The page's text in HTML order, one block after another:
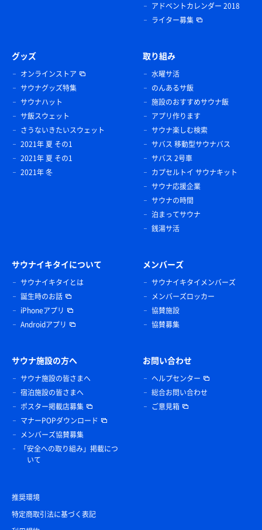
アドベントカレンダー 2018
ライター募集
グッズ
オンラインストア
サウナグッズ特集
サウナハット
サ飯スウェット
さうないきたいスウェット
2021年 夏 その1
2021年 夏 その1
2021年 冬
取り組み
水曜サ活
のんあるサ飯
施設のおすすめサウナ飯
アプリ作ります
サウナ楽しむ検索
サバス 移動型サウナバス
サバス 2号車
カプセルトイ サウナキット
サウナ応援企業
サウナの時間
泊まってサウナ
銭湯サ活
サウナイキタイについて
サウナイキタイとは
誕生時のお話
iPhoneアプリ
Androidアプリ
メンバーズ
サウナイキタイメンバーズ
メンバーズロッカー
協賛施設
協賛募集
サウナ施設の方へ
サウナ施設の皆さまへ
宿泊施設の皆さまへ
ポスター掲載店募集
マナーPOPダウンロード
メンバーズ協賛募集
「安全への取り組み」掲載につ
いて
お問い合わせ
ヘルプセンター
総合お問い合わせ
ご意見箱
推奨環境
特定商取引法に基づく表記